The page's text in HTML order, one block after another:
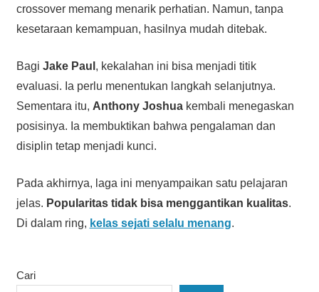
crossover memang menarik perhatian. Namun, tanpa
kesetaraan kemampuan, hasilnya mudah ditebak.
Bagi Jake Paul , kekalahan ini bisa menjadi titik
evaluasi. Ia perlu menentukan langkah selanjutnya.
Sementara itu, Anthony Joshuakembali menegaskan
posisinya. Ia membuktikan bahwa pengalaman dan
disiplin tetap menjadi kunci.
Pada akhirnya, laga ini menyampaikan satu pelajaran
jelas. Popularitas tidak bisa menggantikan kualitas.
Di dalam ring, kelas sejati selalu menang.
Cari